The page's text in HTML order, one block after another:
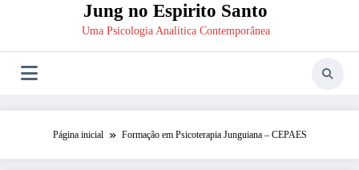
Jung no Espirito Santo
Uma Psicologia Analítica Contemporânea
Página inicial Formação em Psicoterapia Junguiana – CEPAES